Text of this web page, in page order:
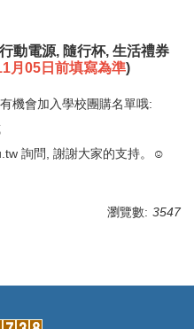
動電源, 隨行杯, 生活禮券
月05日前填寫為準)
機會加入學校團購名單哦:
詢問, 謝謝大家的支持。☺
瀏覽數: 3547